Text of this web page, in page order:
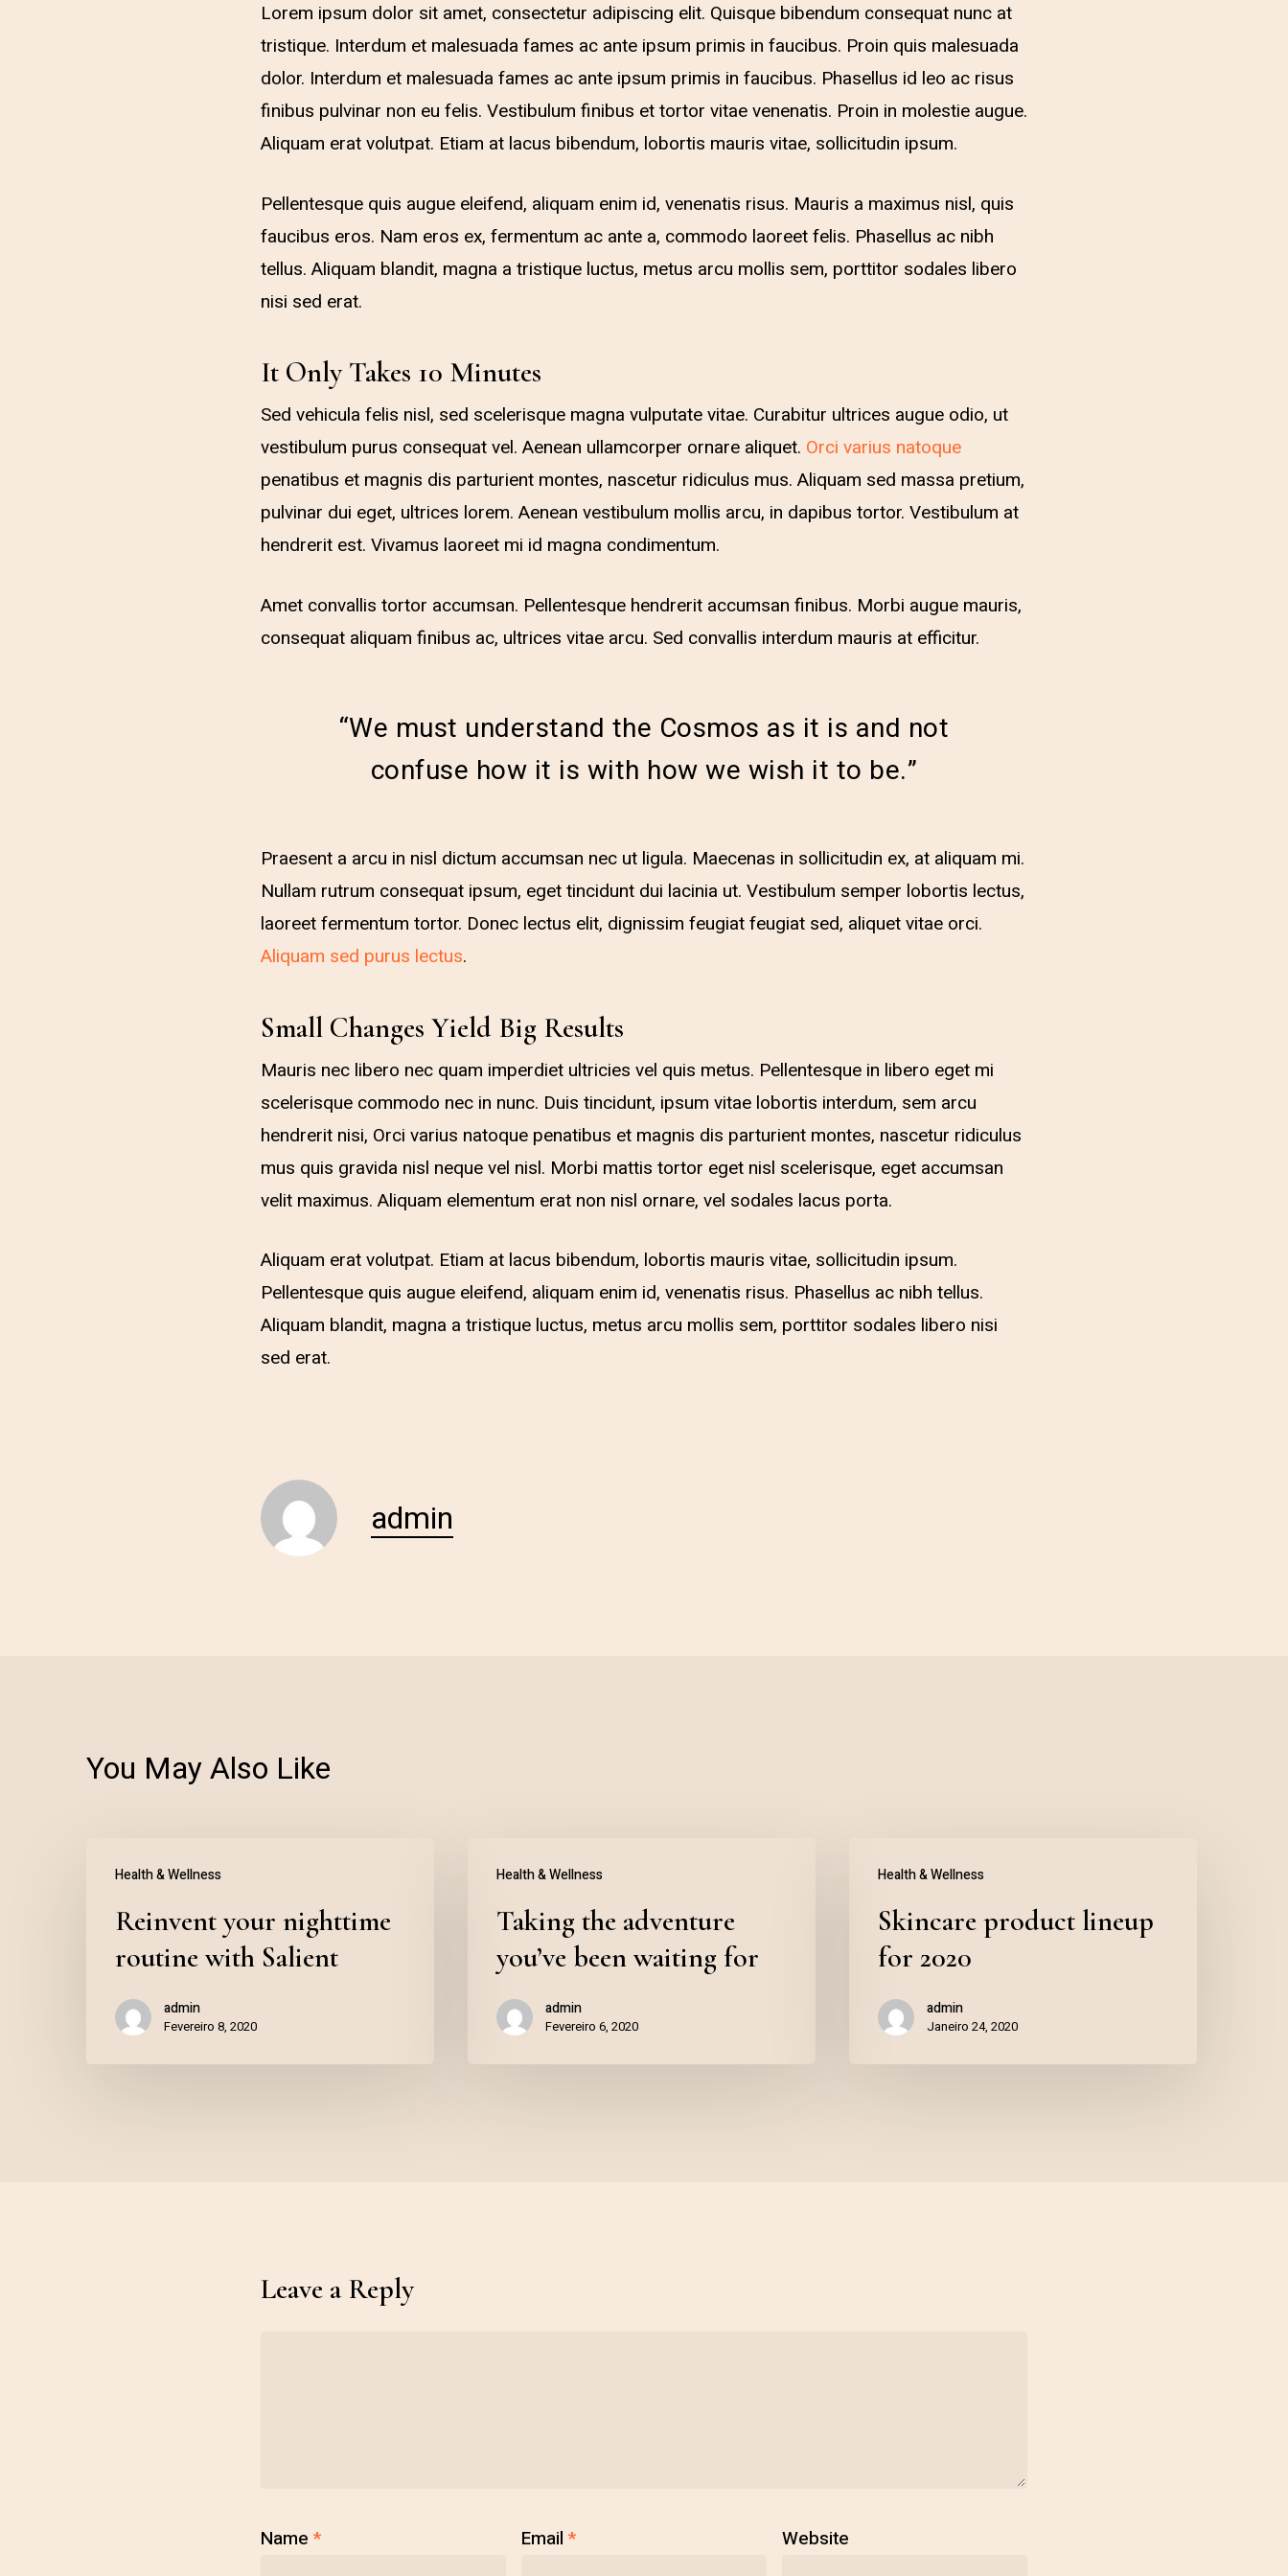
Lorem ipsum dolor sit amet, consectetur adipiscing elit. Quisque bibendum consequat nunc at
tristique. Interdum et malesuada fames ac ante ipsum primis in faucibus. Proin quis malesuada
dolor. Interdum et malesuada fames ac ante ipsum primis in faucibus. Phasellus id leo ac risus
finibus pulvinar non eu felis. Vestibulum finibus et tortor vitae venenatis. Proin in molestie augue.
Aliquam erat volutpat. Etiam at lacus bibendum, lobortis mauris vitae, sollicitudin ipsum.
Pellentesque quis augue eleifend, aliquam enim id, venenatis risus. Mauris a maximus nisl, quis
faucibus eros. Nam eros ex, fermentum ac ante a, commodo laoreet felis. Phasellus ac nibh
tellus. Aliquam blandit, magna a tristique luctus, metus arcu mollis sem, porttitor sodales libero
nisi sed erat.
It Only Takes 10 Minutes
Sed vehicula felis nisl, sed scelerisque magna vulputate vitae. Curabitur ultrices augue odio, ut
vestibulum purus consequat vel. Aenean ullamcorper ornare aliquet. Orci varius natoque
penatibus et magnis dis parturient montes, nascetur ridiculus mus. Aliquam sed massa pretium,
pulvinar dui eget, ultrices lorem. Aenean vestibulum mollis arcu, in dapibus tortor. Vestibulum at
hendrerit est. Vivamus laoreet mi id magna condimentum.
Amet convallis tortor accumsan. Pellentesque hendrerit accumsan finibus. Morbi augue mauris,
consequat aliquam finibus ac, ultrices vitae arcu. Sed convallis interdum mauris at efficitur.
“We must understand the Cosmos as it is and not
confuse how it is with how we wish it to be.”
Praesent a arcu in nisl dictum accumsan nec ut ligula. Maecenas in sollicitudin ex, at aliquam mi.
Nullam rutrum consequat ipsum, eget tincidunt dui lacinia ut. Vestibulum semper lobortis lectus,
laoreet fermentum tortor. Donec lectus elit, dignissim feugiat feugiat sed, aliquet vitae orci.
Aliquam sed purus lectus.
Small Changes Yield Big Results
Mauris nec libero nec quam imperdiet ultricies vel quis metus. Pellentesque in libero eget mi
scelerisque commodo nec in nunc. Duis tincidunt, ipsum vitae lobortis interdum, sem arcu
hendrerit nisi, Orci varius natoque penatibus et magnis dis parturient montes, nascetur ridiculus
mus quis gravida nisl neque vel nisl. Morbi mattis tortor eget nisl scelerisque, eget accumsan
velit maximus. Aliquam elementum erat non nisl ornare, vel sodales lacus porta.
Aliquam erat volutpat. Etiam at lacus bibendum, lobortis mauris vitae, sollicitudin ipsum.
Pellentesque quis augue eleifend, aliquam enim id, venenatis risus. Phasellus ac nibh tellus.
Aliquam blandit, magna a tristique luctus, metus arcu mollis sem, porttitor sodales libero nisi
sed erat.
admin
You May Also Like
Health & Wellness
Reinvent your nighttime
routine with Salient
admin
Fevereiro 8, 2020
Health & Wellness
Taking the adventure
you’ve been waiting for
admin
Fevereiro 6, 2020
Health & Wellness
Skincare product lineup
for 2020
admin
Janeiro 24, 2020
Leave a Reply
Name * Email * Website